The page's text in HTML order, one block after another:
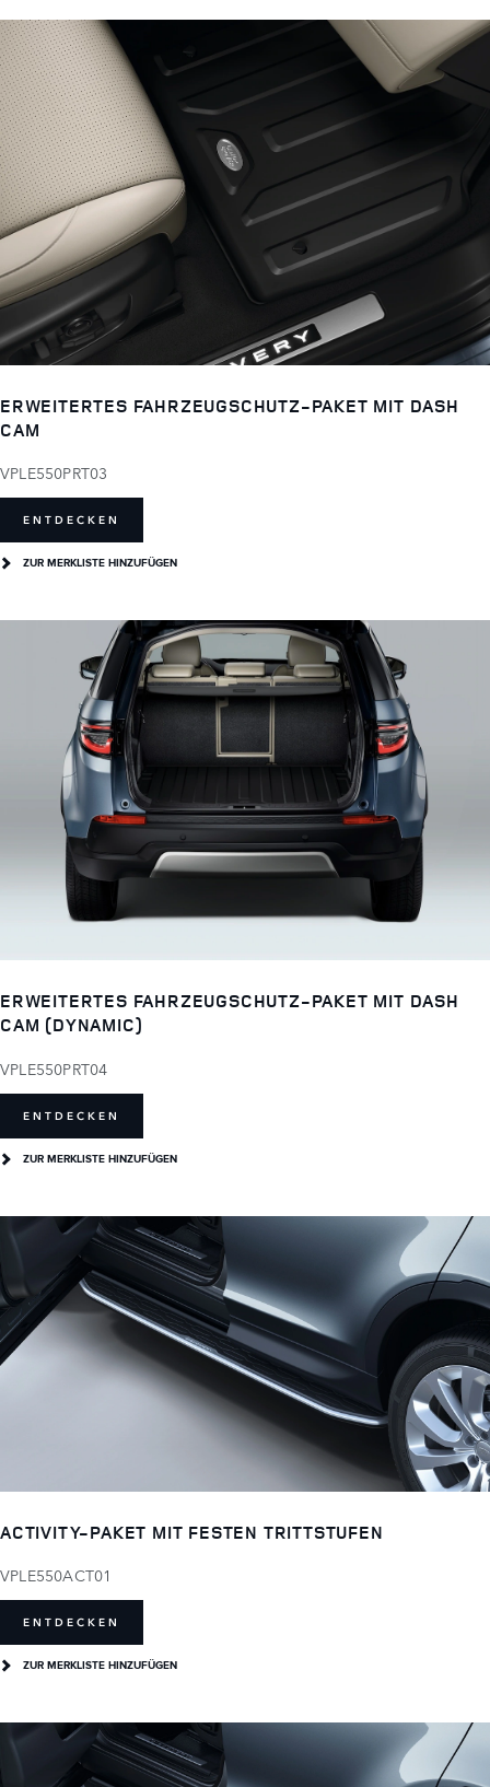
ERWEITERTES FAHRZEUGSCHUTZ-PAKET MIT DASH
CAM
VPLE550PRT03
ENTDECKEN
ZUR MERKLISTE HINZUFÜGEN
ERWEITERTES FAHRZEUGSCHUTZ-PAKET MIT DASH
CAM (DYNAMIC)
VPLE550PRT04
ENTDECKEN
ZUR MERKLISTE HINZUFÜGEN
ACTIVITY-PAKET MIT FESTEN TRITTSTUFEN
VPLE550ACT01
ENTDECKEN
ZUR MERKLISTE HINZUFÜGEN